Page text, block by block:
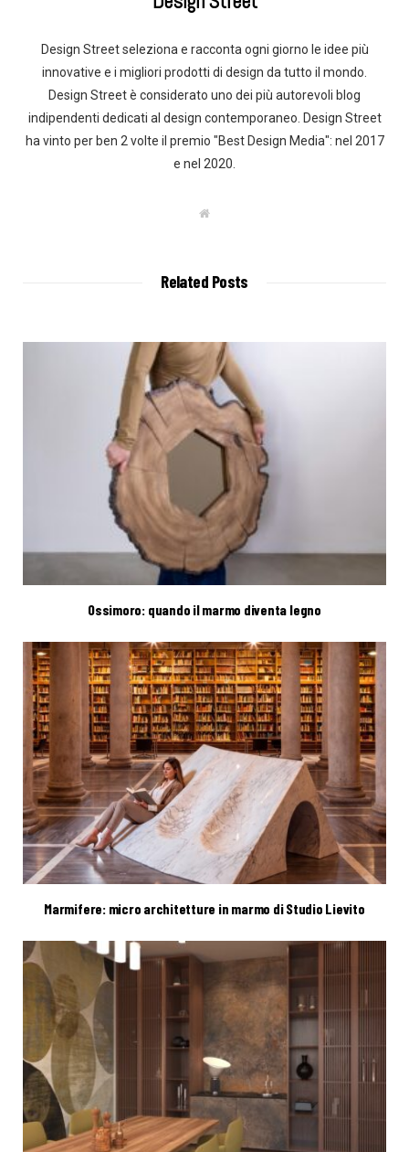
Design Street seleziona e racconta ogni giorno le idee più
innovative e i migliori prodotti di design da tutto il mondo.
Design Street è considerato uno dei più autorevoli blog
indipendenti dedicati al design contemporaneo. Design Street
ha vinto per ben 2 volte il premio "Best Design Media": nel 2017
e nel 2020.
W
Related Posts
Ossimoro: quando il marmo diventa legno
Marmifere: micro architetture in marmo di Studio Lievito